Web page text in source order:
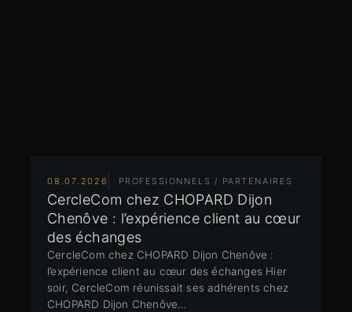
08.07.2026 PROFESSIONNELS / PARTENAIRES
CercleCom chez CHOPARD Dijon
Chenôve : l’expérience client au cœur
des échanges
CercleCom chez CHOPARD Dijon Chenôve :
l’expérience client au cœur des échanges Hier
soir, CercleCom réunissait ses adhérents chez
CHOPARD Dijon Chenôve…